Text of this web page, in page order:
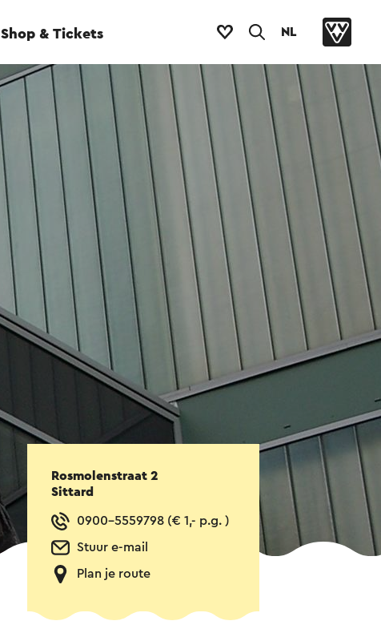
Shop & Tickets NL
Rosmolenstraat 2
Sittard
0900-5559798 (€ 1,- p.g. )
Stuur e-mail
Plan je route